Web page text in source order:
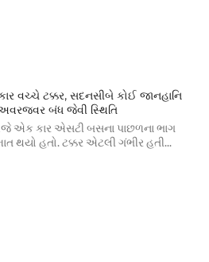
વચ્ચે ટક્કર, સદનસીબે કોઈ જાનહાનિ
બંધ જેવી સ્થિતિ
એક કાર એસટી બસના પાછળના ભાગ
હતો. ટક્કર એટલી ગંભીર હતી...